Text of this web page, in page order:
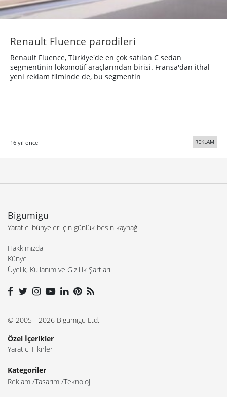
Renault Fluence parodileri
Renault Fluence, Türkiye'de en çok satılan C sedan
segmentinin lokomotif araçlarından birisi. Fransa'dan ithal
yeni reklam filminde de, bu segmentin
16 yıl önce REKLAM
Bigumigu
Yaratıcı bünyeler için günlük besin kaynağı
Hakkımızda
Künye
Üyelik, Kullanım ve Gizlilik Şartları
© 2005 - 2026 Bigumigu Ltd.
Özel İçerikler
Yaratıcı Fikirler
Kategoriler
Reklam Tasarım Teknoloji